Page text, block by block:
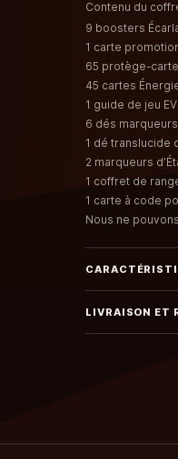
Contenu du
9 boosters
1 carte
65 protège-
45 cartes
1 guide de jeu
6 dés
1 dé translucide
2 marqueurs
1 coffret de
1 carte à code
Nous ne
LIVRAISON ET